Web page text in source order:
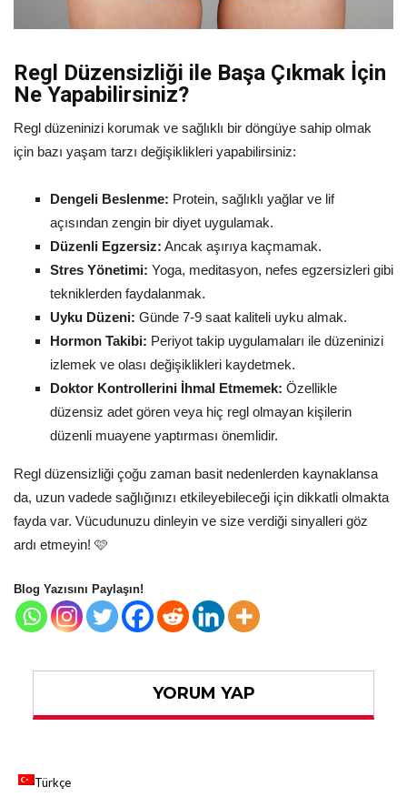
Regl Düzensizliği ile Başa Çıkmak İçin
Ne Yapabilirsiniz?
Regl düzeninizi korumak ve sağlıklı bir döngüye sahip olmak
için bazı yaşam tarzı değişiklikleri yapabilirsiniz:
Dengeli Beslenme: Protein, sağlıklı yağlar ve lif
açısından zengin bir diyet uygulamak.
Düzenli Egzersiz: Ancak aşırıya kaçmamak.
Stres Yönetimi: Yoga, meditasyon, nefes egzersizleri gibi
tekniklerden faydalanmak.
Uyku Düzeni: Günde 7-9 saat kaliteli uyku almak.
Hormon Takibi: Periyot takip uygulamaları ile düzeninizi
izlemek ve olası değişiklikleri kaydetmek.
Doktor Kontrollerini İhmal Etmemek: Özellikle
düzensiz adet gören veya hiç regl olmayan kişilerin
düzenli muayene yaptırması önemlidir.
Regl düzensizliği çoğu zaman basit nedenlerden kaynaklansa
da, uzun vadede sağlığınızı etkileyebileceği için dikkatli olmakta
fayda var. Vücudunuzu dinleyin ve size verdiği sinyalleri göz
ardı etmeyin! 🩷
Blog Yazısını Paylaşın!
YORUM YAP
Türkçe